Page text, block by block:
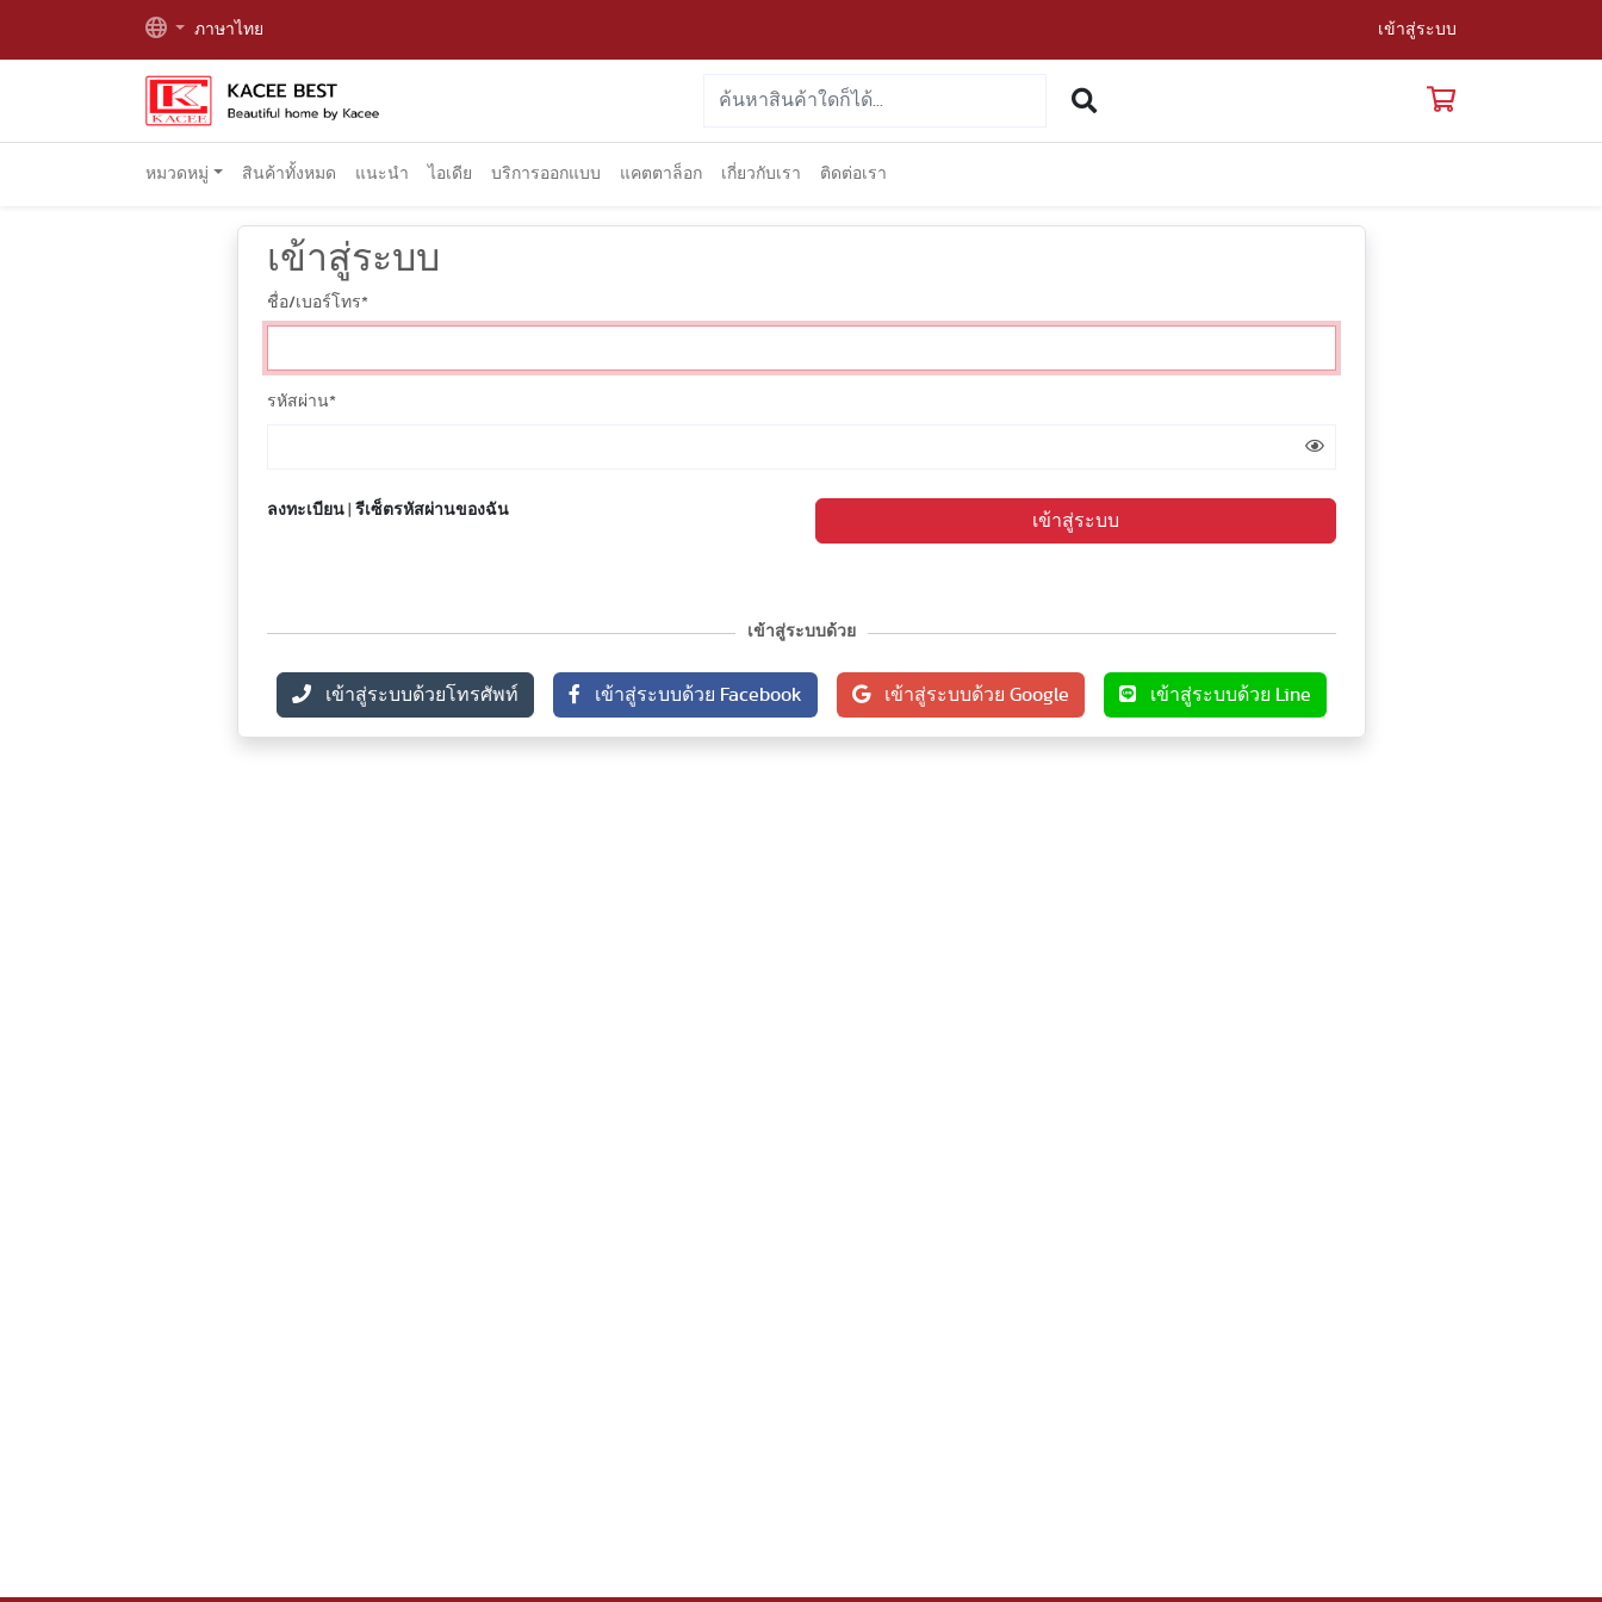
ภาษาไทย เข้าสู่ระบบ
หมวดหมู่ สินค้าทั้งหมด แนะนำ ไอเดีย บริการออกแบบ แคตตาล็อก เกี่ยวกับเรา ติดต่อเรา
เข้าสู่ระบบ
ชื่อ/เบอร์โทร*
รหัสผ่าน*
ลงทะเบียน| รีเซ็ตรหัสผ่านของฉัน
เข้าสู่ระบบ
เข้าสู่ระบบด้วย
เข้าสู่ระบบด้วยโทรศัพท์ เข้าสู่ระบบด้วย Facebook เข้าสู่ระบบด้วย Google เข้าสู่ระบบด้วย Line